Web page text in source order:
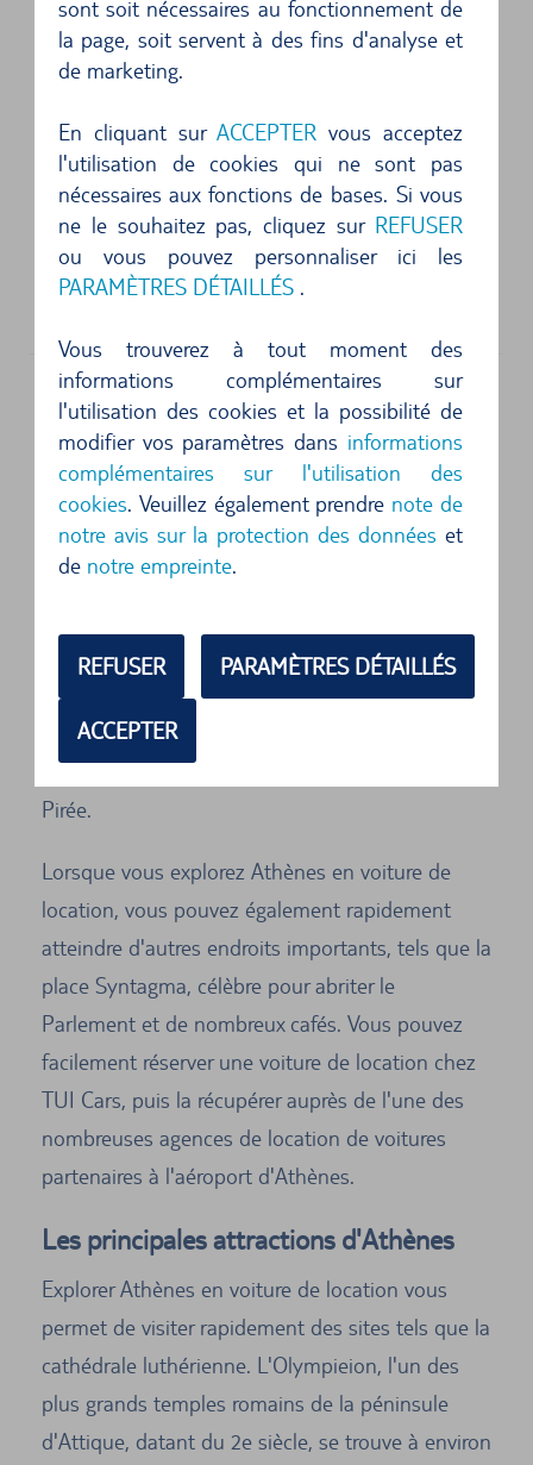
sont soit nécessaires au fonctionnement de
la page, soit servent à des fins d'analyse et
de marketing.
En cliquant surACCEPTER vous acceptez
l'utilisation de cookies qui ne sont pas
nécessaires aux fonctions de bases. Si vous
ne le souhaitez pas, cliquez sur REFUSER
ou vous pouvez personnaliser ici les
PARAMÈTRES DÉTAILLÉS.
Vous trouverez à tout moment des
informations complémentaires sur
l'utilisation des cookies et la possibilité de
modifier vos paramètres dans informations
complémentaires sur l'utilisation des
cookies. Veuillez également prendre note de
notre avis sur la protection des données et
de notre empreinte.
REFUSER PARAMÈTRES DÉTAILLÉS
ACCEPTER
LES AGENCES DE LOCATION DE VOITURES
Adresse physique
Avis
Syngrou Avenue
Round Building Next To EMST
Explorer Athènes en voiture de location
Athènes vous fascinera pendant vos vacances
avec son impressionnant patrimoine culturel
préservé depuis l'Antiquité. L'Acropole est sans
doute la plus célèbre attraction de la capitale
Avec une voiture, vous pouvez vous rendre au
pied de la colline du château et grimper jusqu'à
la puissante forteresse, d'où vous aurez une vue
impressionnante sur le centre jusqu'au port du
Pirée.
Lorsque vous explorez Athènes en voiture de
location, vous pouvez également rapidement
atteindre d'autres endroits importants, tels que la
place Syntagma, célèbre pour abriter le
Parlement et de nombreux cafés. Vous pouvez
facilement réserver une voiture de location chez
TUI Cars, puis la récupérer auprès de l'une des
nombreuses agences de location de voitures
partenaires à l'aéroport d'Athènes.
Les principales attractions d'Athènes
Explorer Athènes en voiture de location vous
permet de visiter rapidement des sites tels que la
cathédrale luthérienne. L'Olympieion, l'un des
plus grands temples romains de la péninsule
d'Attique, datant du 2e siècle, se trouve à environ